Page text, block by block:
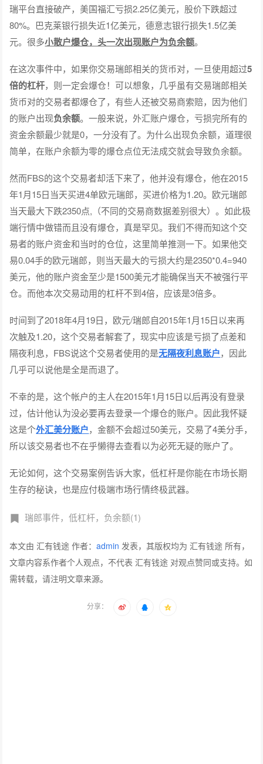
瑞平台直接破产，美国福汇亏损2.25亿美元，股价下跌超过
80%。巴克莱银行损失近1亿美元，德意志银行损失1.5亿美
元。很多小散户爆仓，头一次出现账户为负余额。
在这次事件中，如果你交易瑞郎相关的货币对，一旦使用超过5
倍的杠杆，则一定会爆仓！可以想象，几乎虽有交易瑞郎相关
货币对的交易者都爆仓了，有些人还被交易商索赔，因为他们
的账户出现负余额。一般来说，外汇账户爆仓，亏损完所有的
资金余额最少就是0，一分没有了。为什么出现负余额，道理很
简单，在账户余额为零的爆仓点位无法成交就会导致负余额。
然而FBS的这个交易者却活下来了，他并没有爆仓，他在2015
年1月15日当天买进4单欧元瑞郎，买进价格为1.20。欧元瑞郎
当天最大下跌2350点,（不同的交易商数据差别很大）。如此极
端行情中做错而且没有爆仓，真是罕见。我们不得而知这个交
易者的账户资金和当时的仓位，这里简单推测一下。如果他交
易0.04手的欧元瑞郎，则当天最大的亏损大约是2350*0.4=940
美元，他的账户资金至少是1500美元才能确保当天不被强行平
仓。而他本次交易动用的杠杆不到4倍，应该是3倍多。
时间到了2018年4月19日，欧元/瑞郎自2015年1月15日以来再
次触及1.20，这个交易者解套了，现实中应该是亏损了点差和
隔夜利息，FBS说这个交易者使用的是无隔夜利息账户，因此
几乎可以说他是全是而退了。
不幸的是，这个帐户的主人在2015年1月15日以后再没有登录
过，估计他认为没必要再去登录一个爆仓的账户。因此我怀疑
这是个外汇美分账户，金额不会超过50美元，交易了4美分手，
所以该交易者也不在乎懒得去查看以为必死无疑的账户了。
无论如何，这个交易案例告诉大家，低杠杆是你能在市场长期
生存的秘诀，也是应付极端市场行情终极武器。
瑞郎事件，低杠杆，负余额(1)
本文由 汇有钱途 作者：admin 发表，其版权均为 汇有钱途 所有，
文章内容系作者个人观点，不代表 汇有钱途 对观点赞同或支持。如
需转载，请注明文章来源。
分享：